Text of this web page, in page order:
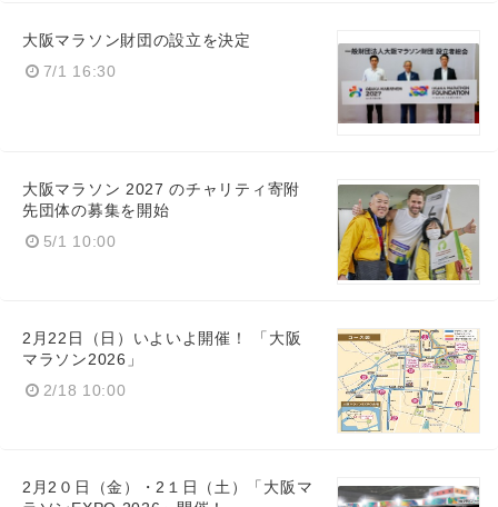
大阪マラソン財団の設立を決定
7/1 16:30
大阪マラソン 2027 のチャリティ寄附
先団体の募集を開始
5/1 10:00
2月22日（日）いよいよ開催！ 「大阪
マラソン2026」
2/18 10:00
2月2０日（金）・2１日（土）「大阪マ